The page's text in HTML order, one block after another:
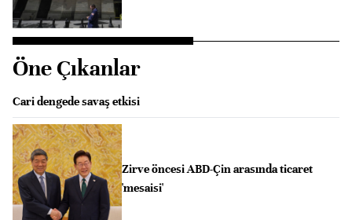
Öne Çıkanlar
Cari dengede savaş etkisi
Zirve öncesi ABD-Çin arasında ticaret
'mesaisi'